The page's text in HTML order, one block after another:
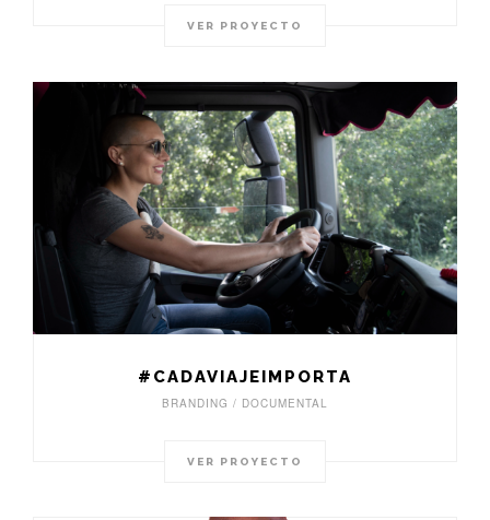
VER PROYECTO
#CADAVIAJEIMPORTA
BRANDING / DOCUMENTAL
VER PROYECTO